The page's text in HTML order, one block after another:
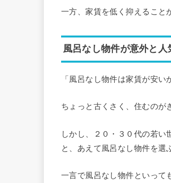
一方、家賃を低く抑えること
風呂なし物件が意外と人
「風呂なし物件は家賃が安
ちょっと古くさく、住むのが
しかし、２０・３０代の若い
と、あえて風呂なし物件を選
一言で風呂なし物件といって